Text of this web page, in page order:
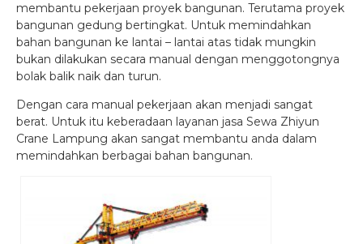
membantu pekerjaan proyek bangunan. Terutama proyek
bangunan gedung bertingkat. Untuk memindahkan
bahan bangunan ke lantai – lantai atas tidak mungkin
bukan dilakukan secara manual dengan menggotongnya
bolak balik naik dan turun.
Dengan cara manual pekerjaan akan menjadi sangat
berat. Untuk itu keberadaan layanan jasa Sewa Zhiyun
Crane Lampung akan sangat membantu anda dalam
memindahkan berbagai bahan bangunan.